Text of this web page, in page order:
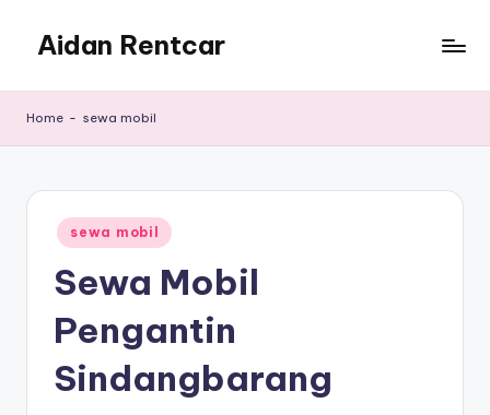
content
Aidan Rentcar
Murah
Home - sewa mobil
Posted
in
sewa mobil
Sewa Mobil
Pengantin
Sindangbarang